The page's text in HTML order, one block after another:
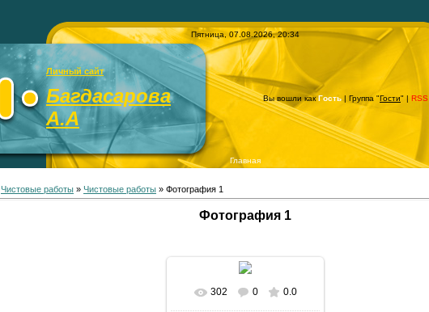
Пятница, 07.08.2026, 20:34
Личный сайт
Багдасарова
А.А
Вы вошли какГость | Группа "Гости" | RSS
Главная
Чистовые работы » Чистовые работы » Фотография 1
Фотография 1
302 0 0.0